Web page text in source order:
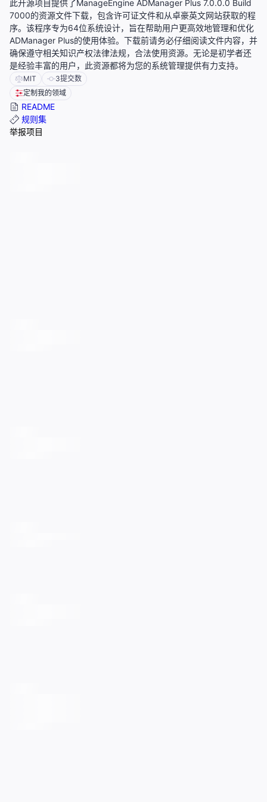
此开源项目提供了ManageEngine ADManager Plus 7.0.0.0 Build
7000的资源文件下载，包含许可证文件和从卓豪英文网站获取的程
序。该程序专为64位系统设计，旨在帮助用户更高效地管理和优化
ADManager Plus的使用体验。下载前请务必仔细阅读文件内容，并
确保遵守相关知识产权法律法规，合法使用资源。无论是初学者还
是经验丰富的用户，此资源都将为您的系统管理提供有力支持。
MIT 3提交数
定制我的领域
README
规则集
举报项目